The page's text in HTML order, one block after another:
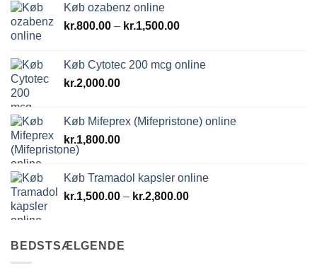
Køb ozabenz online
kr.800.00 – kr.1,500.00Prisinterval:
kr.1,500.00
Køb Cytotec 200 mcg online
kr.2,000.00
Køb Mifeprex (Mifepristone) online
kr.1,800.00
Køb Tramadol kapsler online
kr.1,500.00 – kr.2,800.00Prisinterval:
BEDSTSÆLGENDE